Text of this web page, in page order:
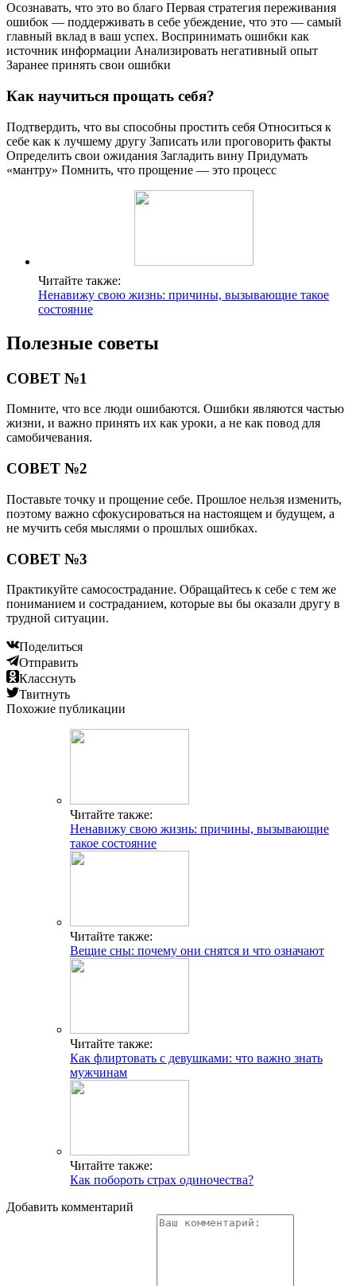
Осознавать, что это во благо Первая стратегия переживания
ошибок — поддерживать в себе убеждение, что это — самый
главный вклад в ваш успех. Воспринимать ошибки как
источник информации Анализировать негативный опыт
Заранее принять свои ошибки
Как научиться прощать себя?
Подтвердить, что вы способны простить себя Относиться к
себе как к лучшему другу Записать или проговорить факты
Определить свои ожидания Загладить вину Придумать
«мантру» Помнить, что прощение — это процесс
Читайте также:
Ненавижу свою жизнь: причины, вызывающие такое
состояние
Полезные советы
СОВЕТ №1
Помните, что все люди ошибаются. Ошибки являются частью
жизни, и важно принять их как уроки, а не как повод для
самобичевания.
СОВЕТ №2
Поставьте точку и прощение себе. Прошлое нельзя изменить,
поэтому важно сфокусироваться на настоящем и будущем, а
не мучить себя мыслями о прошлых ошибках.
СОВЕТ №3
Практикуйте самосострадание. Обращайтесь к себе с тем же
пониманием и состраданием, которые вы бы оказали другу в
трудной ситуации.
Поделиться
Отправить
Класснуть
Твитнуть
Похожие публикации
Читайте также:
Ненавижу свою жизнь: причины, вызывающие
такое состояние
Читайте также:
Вещие сны: почему они снятся и что означают
Читайте также:
Как флиртовать с девушками: что важно знать
мужчинам
Читайте также:
Как побороть страх одиночества?
Добавить комментарий